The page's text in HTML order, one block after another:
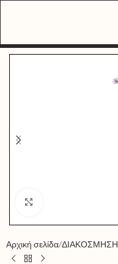
Αρχική σελίδα ΔΙΑΚΟΣΜΗΣΗ